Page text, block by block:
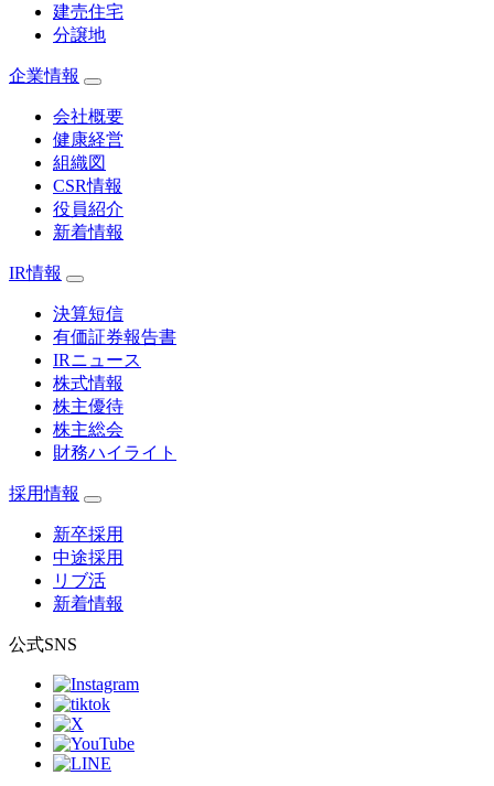
建売住宅
分譲地
企業情報
会社概要
健康経営
組織図
CSR情報
役員紹介
新着情報
IR情報
決算短信
有価証券報告書
IRニュース
株式情報
株主優待
株主総会
財務ハイライト
採用情報
新卒採用
中途採用
リブ活
新着情報
公式SNS